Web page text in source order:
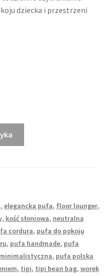
dziecka i przestrzeni
, elegancka pufa, floor lounger,
, kość słoniowa, neutralna
cordura, pufa do pokoju
, pufa handmade, pufa
, pufa polska
, tipi, tipi bean bag, worek